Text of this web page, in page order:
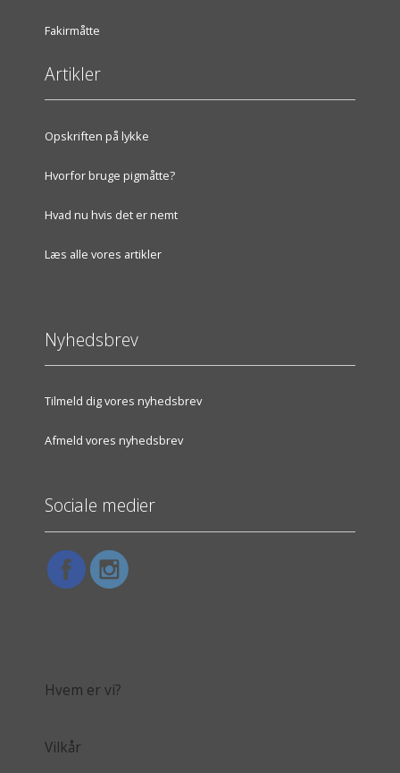
Fakirmåtte
Artikler
Opskriften på lykke
Hvorfor bruge pigmåtte?
Hvad nu hvis det er nemt
Læs alle vores artikler
Nyhedsbrev
Tilmeld dig vores nyhedsbrev
Afmeld vores nyhedsbrev
Sociale medier
Hvem er vi?
Vilkår